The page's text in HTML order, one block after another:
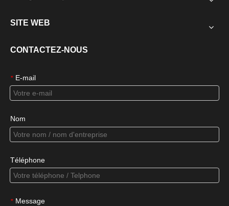
SITE WEB
CONTACTEZ-NOUS
* E-mail
Nom
Téléphone
* Message